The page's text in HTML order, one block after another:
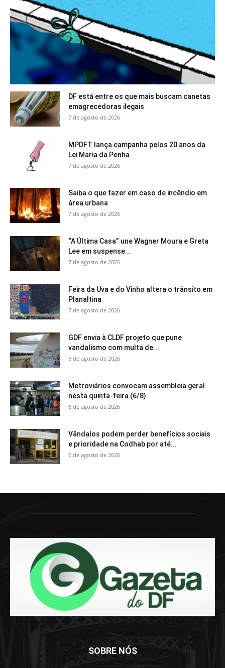
DF está entre os que mais buscam canetas
emagrecedoras ilegais
7 de agosto de 2026
MPDFT lança campanha pelos 20 anos da
Lei Maria da Penha
7 de agosto de 2026
Saiba o que fazer em caso de incêndio em
área urbana
7 de agosto de 2026
“A Última Casa” une Wagner Moura e Greta
Lee em suspense...
7 de agosto de 2026
Feira da Uva e do Vinho altera o trânsito em
Planaltina
7 de agosto de 2026
GDF envia à CLDF projeto que pune
vandalismo com multa de...
6 de agosto de 2026
Metroviários convocam assembleia geral
nesta quinta-feira (6/8)
6 de agosto de 2026
Vândalos podem perder benefícios sociais
e prioridade na Codhab por até...
6 de agosto de 2026
SOBRE NÓS